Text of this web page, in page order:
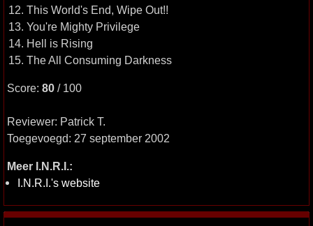
12. This World's End, Wipe Out!!
13. You're Mighty Privilege
14. Hell is Rising
15. The All Consuming Darkness
Score: 80 / 100
Reviewer: Patrick T.
Toegevoegd: 27 september 2002
Meer I.N.R.I.:
I.N.R.I.'s website